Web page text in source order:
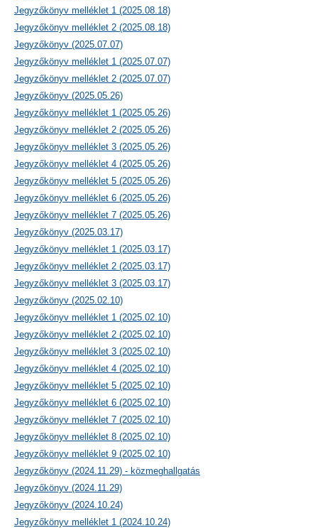
Jegyzőkönyv melléklet 1 (2025.08.18)
Jegyzőkönyv melléklet 2 (2025.08.18)
Jegyzőkönyv (2025.07.07)
Jegyzőkönyv melléklet 1 (2025.07.07)
Jegyzőkönyv melléklet 2 (2025.07.07)
Jegyzőkönyv (2025.05.26)
Jegyzőkönyv melléklet 1 (2025.05.26)
Jegyzőkönyv melléklet 2 (2025.05.26)
Jegyzőkönyv melléklet 3 (2025.05.26)
Jegyzőkönyv melléklet 4 (2025.05.26)
Jegyzőkönyv melléklet 5 (2025.05.26)
Jegyzőkönyv melléklet 6 (2025.05.26)
Jegyzőkönyv melléklet 7 (2025.05.26)
Jegyzőkönyv (2025.03.17)
Jegyzőkönyv melléklet 1 (2025.03.17)
Jegyzőkönyv melléklet 2 (2025.03.17)
Jegyzőkönyv melléklet 3 (2025.03.17)
Jegyzőkönyv (2025.02.10)
Jegyzőkönyv melléklet 1 (2025.02.10)
Jegyzőkönyv melléklet 2 (2025.02.10)
Jegyzőkönyv melléklet 3 (2025.02.10)
Jegyzőkönyv melléklet 4 (2025.02.10)
Jegyzőkönyv melléklet 5 (2025.02.10)
Jegyzőkönyv melléklet 6 (2025.02.10)
Jegyzőkönyv melléklet 7 (2025.02.10)
Jegyzőkönyv melléklet 8 (2025.02.10)
Jegyzőkönyv melléklet 9 (2025.02.10)
Jegyzőkönyv (2024.11.29) - közmeghallgatás
Jegyzőkönyv (2024.11.29)
Jegyzőkönyv (2024.10.24)
Jegyzőkönyv melléklet 1 (2024.10.24)